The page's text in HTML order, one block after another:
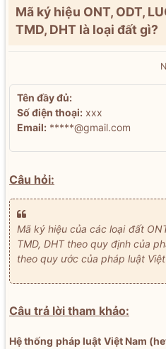
Mã ký hiệu ONT, ODT,
TMD, DHT là loại đất gì?
Tên đầy đủ:
Số điện thoại: xxx
Email: *****@gmail.com
Câu hỏi:
Mã ký hiệu của các loại đất
TMD, DHT theo quy định của
theo quy ước của pháp luật
Câu trả lời tham khảo:
Hệ thống pháp luật Việt Nam